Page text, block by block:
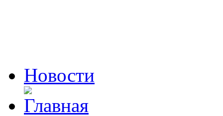
Новости